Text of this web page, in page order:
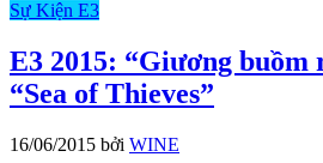
Sự Kiện E3
E3 2015: “Giương buồm
“Sea of Thieves”
16/06/2015 bởi WINE